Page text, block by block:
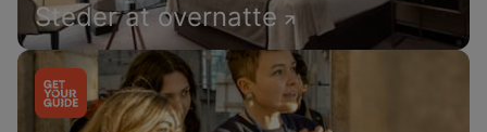
Steder at overnatte